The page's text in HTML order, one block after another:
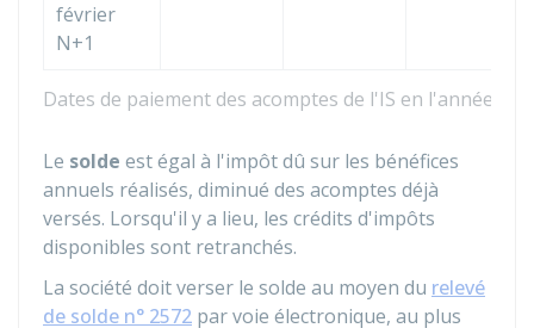
Dates de paiement des acomptes de l'IS en l'année N
février
N+1
Le solde est égal à l'impôt dû sur les bénéfices
annuels réalisés, diminué des acomptes déjà
versés. Lorsqu'il y a lieu, les crédits d'impôts
disponibles sont retranchés.
La société doit verser le solde au moyen du relevé
de solde n° 2572 par voie électronique, au plus